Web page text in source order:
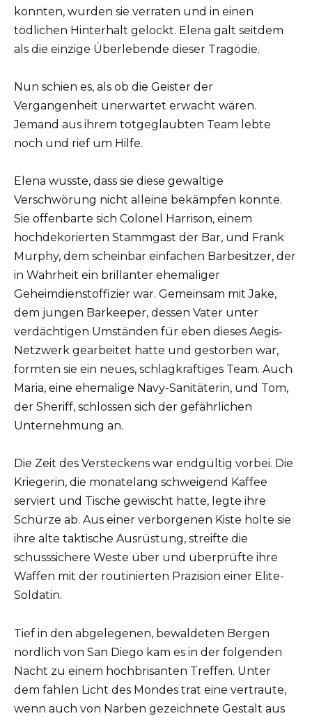
konnten, wurden sie verraten und in einen
tödlichen Hinterhalt gelockt. Elena galt seitdem
als die einzige Überlebende dieser Tragödie.
Nun schien es, als ob die Geister der
Vergangenheit unerwartet erwacht wären.
Jemand aus ihrem totgeglaubten Team lebte
noch und rief um Hilfe.
Elena wusste, dass sie diese gewaltige
Verschwörung nicht alleine bekämpfen konnte.
Sie offenbarte sich Colonel Harrison, einem
hochdekorierten Stammgast der Bar, und Frank
Murphy, dem scheinbar einfachen Barbesitzer, der
in Wahrheit ein brillanter ehemaliger
Geheimdienstoffizier war. Gemeinsam mit Jake,
dem jungen Barkeeper, dessen Vater unter
verdächtigen Umständen für eben dieses Aegis-
Netzwerk gearbeitet hatte und gestorben war,
formten sie ein neues, schlagkräftiges Team. Auch
Maria, eine ehemalige Navy-Sanitäterin, und Tom,
der Sheriff, schlossen sich der gefährlichen
Unternehmung an.
Die Zeit des Versteckens war endgültig vorbei. Die
Kriegerin, die monatelang schweigend Kaffee
serviert und Tische gewischt hatte, legte ihre
Schürze ab. Aus einer verborgenen Kiste holte sie
ihre alte taktische Ausrüstung, streifte die
schusssichere Weste über und überprüfte ihre
Waffen mit der routinierten Präzision einer Elite-
Soldatin.
Tief in den abgelegenen, bewaldeten Bergen
nördlich von San Diego kam es in der folgenden
Nacht zu einem hochbrisanten Treffen. Unter
dem fahlen Licht des Mondes trat eine vertraute,
wenn auch von Narben gezeichnete Gestalt aus